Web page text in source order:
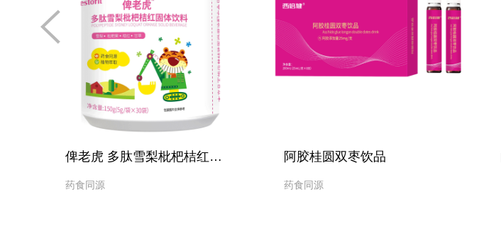
俾老虎 多肽雪梨枇杷桔红固体饮料
药食同源
阿胶桂圆双枣饮品
药食同源